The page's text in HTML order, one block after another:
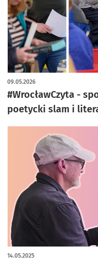
#WrocławCzyta -
poetycki slam i
09.05.2026
artykuł z galerią zdjęć
14.05.2025